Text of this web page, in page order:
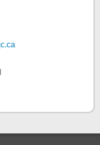
Montréal